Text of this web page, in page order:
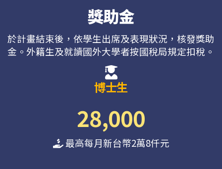
獎助金
於計畫結束後，依學生出席及表現狀況，核發獎助
金。外籍生及就讀國外大學者按國稅局規定扣稅。
博士生
28,000
最高每月新台幣2萬8仟元